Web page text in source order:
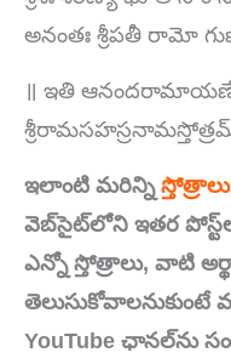
అనంతః శ్రీపతీ రామో
॥ ఇతి
ఇలాంటి మరిన్ని స్తోత్రాలు
వెబ్‌సైట్‌లోని ఇతర
ఎన్నో స్తోత్రాలు, వాటి
YouTube ఛానల్‌ను